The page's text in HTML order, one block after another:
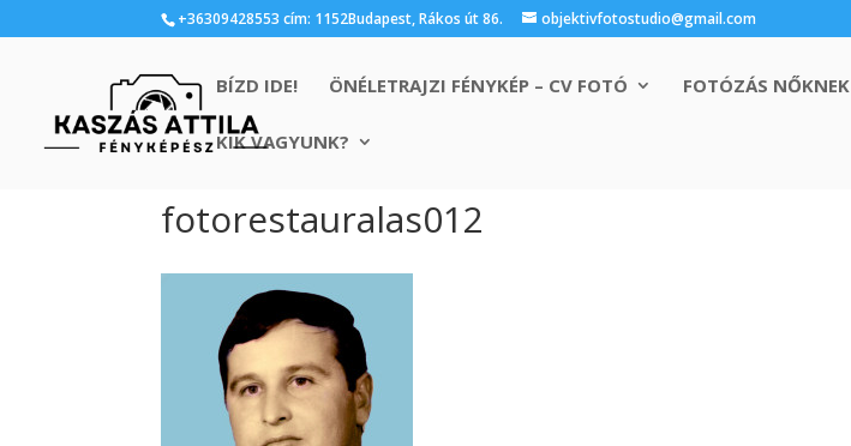
+36309428553 cím: 1152Budapest, Rákos út 86. objektivfotostudio@gmail.com
BÍZD IDE! ÖNÉLETRAJZI FÉNYKÉP – CV FOTÓ FOTÓZÁS NŐKNEK
KIK VAGYUNK?
fotorestauralas012